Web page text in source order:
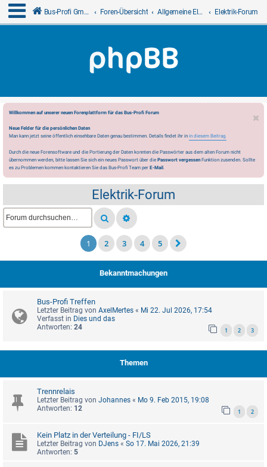
Bus-Profi GmbH Foren-Übersicht Allgemeine Elektrik Elektrik-Forum
Willkommen auf unserer neuen Forenplattform für das Bus-Profi Forum
Neue Felder für die persönlichen Daten
Man kann jetzt seine öffentlich einsehbare Daten genau bestimmen. Details findet ihr in in diesem Beitrag.
Durch die neue Forensoftware und die Portierung der Daten konnten die Passwörter aus dem alten Forum nicht
übernommen werden, bitte lassen Sie sich ein neues Passwort über die Passwort vergessen Funktion zusenden. Sollte
es zu Problemen kommen kontaktieren Sie das Bus-Profi Team per E-Mail.
Elektrik-Forum
1 2 3 4 5
Bekanntmachungen
Bus-Profi Treffen
Letzter Beitrag von AxelMertes « Mi 22. Jul 2026, 17:54
Verfasst in Dies und das
Antworten: 24 1 2 3
Themen
Trennrelais
Letzter Beitrag von Johannes « Mo 9. Feb 2015, 19:08
Antworten: 12 1 2
Kein Platz in der Verteilung - FI/LS
Letzter Beitrag von DJens « So 17. Mai 2026, 21:39
Antworten: 5